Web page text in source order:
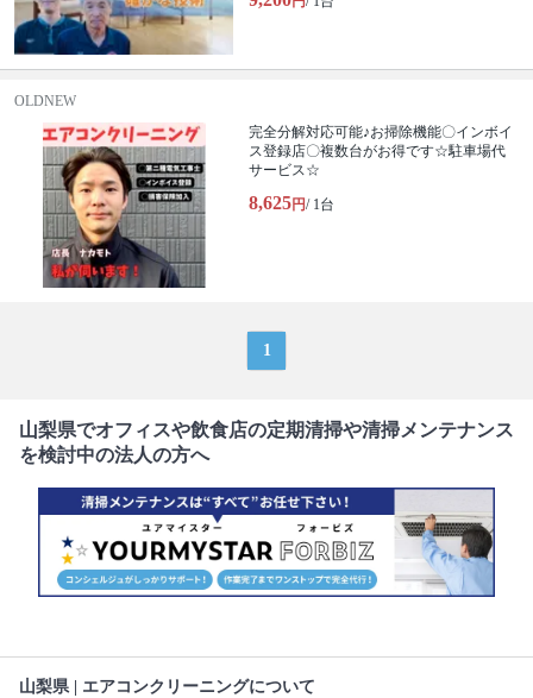
OLDNEW
完全分解対応可能♪お掃除機能〇インボイ
ス登録店〇複数台がお得です☆駐車場代
サービス☆
8,625円/ 1台
1
山梨県でオフィスや飲食店の定期清掃や清掃メンテナンス
を検討中の法人の方へ
山梨県 | エアコンクリーニングについて